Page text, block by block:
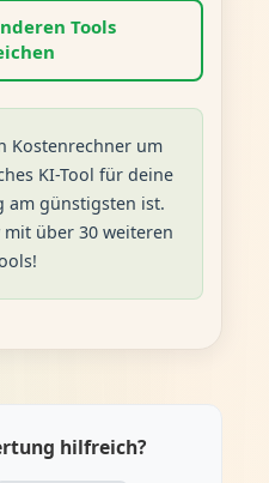
Tools
Kostenrechner um
KI-Tool für deine
am günstigsten ist.
über 30 weiteren
hilfreich?